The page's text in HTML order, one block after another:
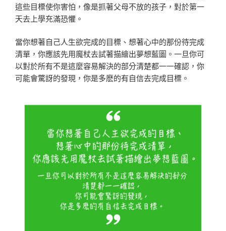
這些目標使你害怕，像是抓著父母不放的孩子，對於第一
天去上學充滿恐懼 。
當你想著自己人生欲完成的目標、想著心中的那份待完成
清單，你應該先用魔杖去試著描繪出夢想藍圖。一旦你可
以對於所有不是這麼容易解決的部分清楚都一一確認，你
可能會驚訝的發現，你是多麽的有自信去完成目標。